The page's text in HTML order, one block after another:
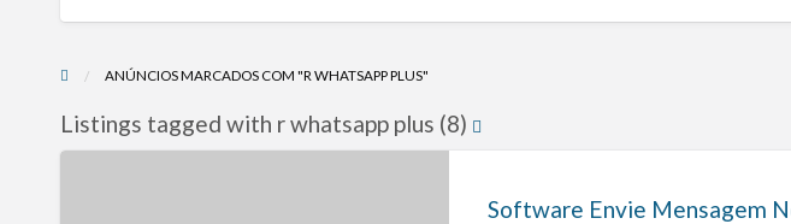
ANÚNCIOS MARCADOS COM "R WHATSAPP PLUS"
Listings tagged with r whatsapp plus (8)